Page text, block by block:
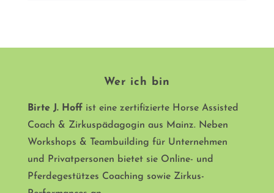
Wer ich bin
Birte J. Hoffist eine zertifizierte Horse Assisted
Coach & Zirkuspädagogin aus Mainz. Neben
Workshops & Teambuilding für Unternehmen
und Privatpersonen bietet sie Online- und
Pferdegestützes Coaching sowie Zirkus-